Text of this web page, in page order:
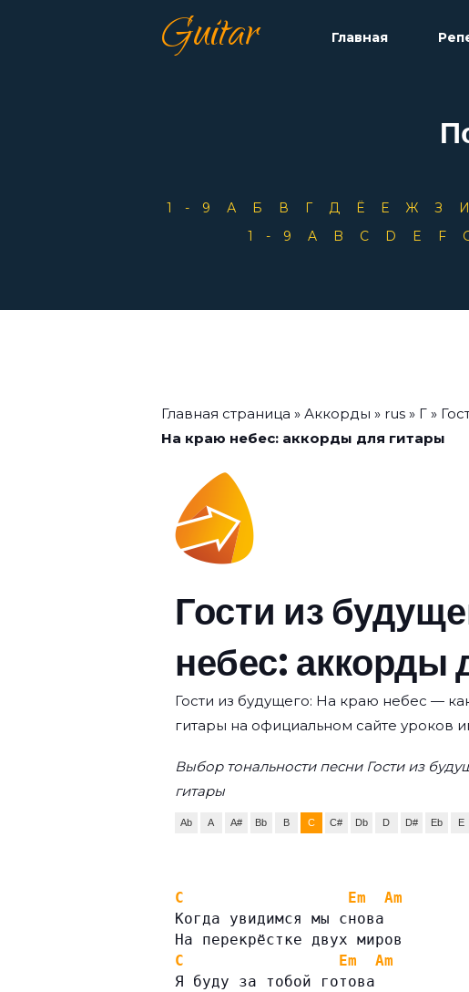
Guitar Главная
1-9 А Б В Г Д Ё Е Ж З
1-9
A B C D E F
Главная страница » Аккорды » rus » Г »
На краю небес: аккорды для гитары
Гости из
небес: аккорды
Гости из будущего: На краю небес —
гитары на официальном сайте уроков
Выбор тональности песни Гости из
гитары
Ab A A# Bb B C C# Db D D# Eb E
C Em
Am
Когда увидимся мы снова
На перекрёстке двух миров
C
Em
Am
Я буду за тобой готова